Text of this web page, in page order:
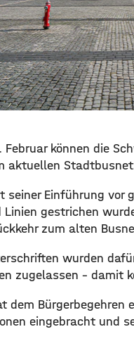
können die
aktuellen
seiner Einführung vor
gestrichen
zum alten
wurden
zugelassen – damit
dem Bürgerbegehren
eingebracht und